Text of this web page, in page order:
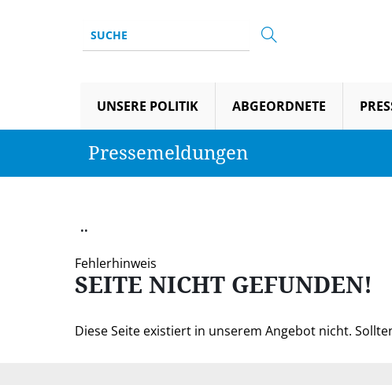
UNSERE POLITIK ABGEORDNETE
Pressemeldungen
..
Fehlerhinweis
SEITE NICHT GEFUNDEN!
Diese Seite existiert in unserem Angebot nicht.